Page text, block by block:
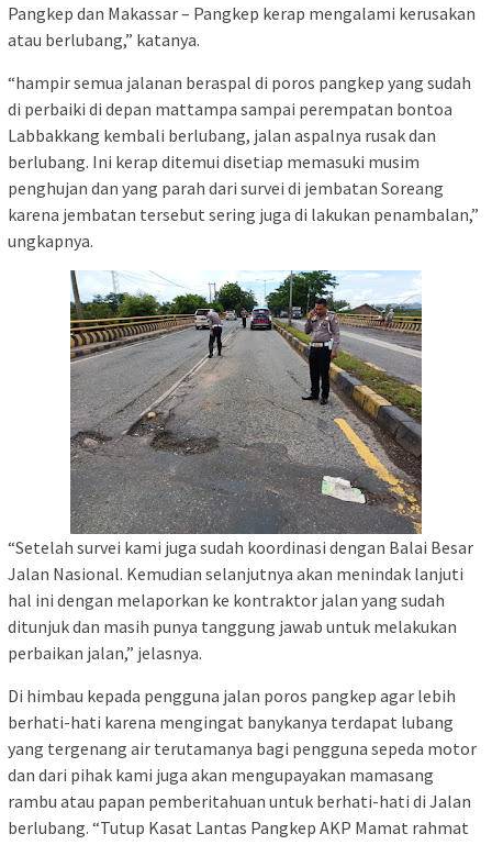
Pangkep dan Makassar – Pangkep kerap mengalami kerusakan
atau berlubang,” katanya.
“hampir semua jalanan beraspal di poros pangkep yang sudah
di perbaiki di depan mattampa sampai perempatan bontoa
Labbakkang kembali berlubang, jalan aspalnya rusak dan
berlubang. Ini kerap ditemui disetiap memasuki musim
penghujan dan yang parah dari survei di jembatan Soreang
karena jembatan tersebut sering juga di lakukan penambalan,”
ungkapnya.
“Setelah survei kami juga sudah koordinasi dengan Balai Besar
Jalan Nasional. Kemudian selanjutnya akan menindak lanjuti
hal ini dengan melaporkan ke kontraktor jalan yang sudah
ditunjuk dan masih punya tanggung jawab untuk melakukan
perbaikan jalan,” jelasnya.
Di himbau kepada pengguna jalan poros pangkep agar lebih
berhati-hati karena mengingat banykanya terdapat lubang
yang tergenang air terutamanya bagi pengguna sepeda motor
dan dari pihak kami juga akan mengupayakan mamasang
rambu atau papan pemberitahuan untuk berhati-hati di Jalan
berlubang. “Tutup Kasat Lantas Pangkep AKP Mamat rahmat